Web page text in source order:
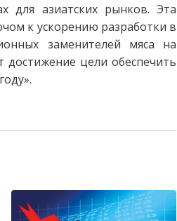
для азиатских рынков. Эта
к ускорению разработки в
заменителей мяса на
достижение цели обеспечить